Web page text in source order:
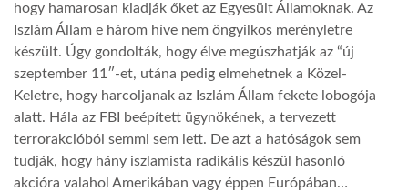
LATIMO.HU
GLOBOBOOK
hogy hamarosan kiadják őket az Egyesült Államoknak. Az
Iszlám Állam e három híve nem öngyilkos merényletre
készült. Úgy gondolták, hogy élve megúszhatják az “új
szeptember 11″-et, utána pedig elmehetnek a Közel-
Keletre, hogy harcoljanak az Iszlám Állam fekete lobogója
alatt. Hála az FBI beépített ügynökének, a tervezett
terrorakcióból semmi sem lett. De azt a hatóságok sem
tudják, hogy hány iszlamista radikális készül hasonló
akcióra valahol Amerikában vagy éppen Európában…